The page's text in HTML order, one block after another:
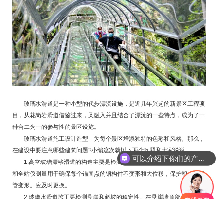
玻璃水滑道是一种小型的代步漂流设施，是近几年兴起的新景区工程项
目，从花岗岩滑道借鉴过来，又融入并且结合了漂流的一些特点，成为了一
种合二为一的参与性的景区设施。
玻璃水滑道施工设计造型，为每个景区增添独特的色彩和风格。那么，
在建设中要注意哪些建筑问题?小编这次就以下两个问题和大家说说。
1.高空玻璃漂移滑道的构造主要是检测和监控支架的稳定性。肉眼观察
和全站仪测量用于确保每个锚固点的钢构件不变形和大位移，保护和支撑钢
管变形。应及时更换。
2.玻璃水滑道施工要检测悬崖和斜坡的稳定性。在悬崖墙顶部每隔五米
可以介绍下你们的产品么